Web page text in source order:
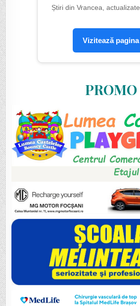
Știri din Vrancea,
Vizitează pagina
PROMO